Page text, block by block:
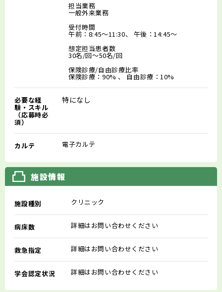
担当業務
一般外来業務
受付時間
午前：8:45～11:30、 午後：14:45～
想定担当患者数
30名/回～50名/回
保険診療/自由診療比率
保険診療：90% 、 自由診療：10%
必要な経
験・スキル
（応募時必
須）
特になし
カルテ 電子カルテ
施設情報
施設種別 クリニック
病床数 詳細はお問い合わせください
救急指定 詳細はお問い合わせください
学会認定状況 詳細はお問い合わせください